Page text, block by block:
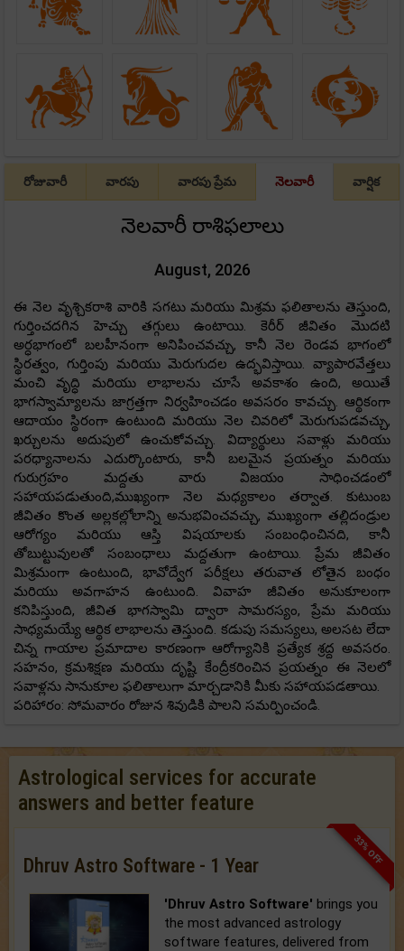
రోజువారీ వారపు వారపు ప్రేమ నెలవారీ వార్షిక
నెలవారీ రాశిఫలాలు
August, 2026
ఈ నెల వృశ్చికరాశి వారికి సగటు మరియు మిశ్రమ ఫలితాలను తెస్తుంది,
గుర్తించదగిన హెచ్చు తగ్గులు ఉంటాయి. కెరీర్ జీవితం మొదటి
అర్ధభాగంలో బలహీనంగా అనిపించవచ్చు, కానీ నెల రెండవ భాగంలో
స్థిరత్వం, గుర్తింపు మరియు మెరుగుదల ఉద్భవిస్తాయి. వ్యాపారవేత్తలు
మంచి వృద్ధి మరియు లాభాలను చూసే అవకాశం ఉంది, అయితే
భాగస్వామ్యాలను జాగ్రత్తగా నిర్వహించడం అవసరం కావచ్చు. ఆర్థికంగా
ఆదాయం స్థిరంగా ఉంటుంది మరియు నెల చివరిలో మెరుగుపడవచ్చు,
ఖర్చులను అదుపులో ఉంచుకోవచ్చు. విద్యార్థులు సవాళ్లు మరియు
పరధ్యానాలను ఎదుర్కొంటారు, కానీ బలమైన ప్రయత్నం మరియు
గురుగ్రహం మద్దతు వారు విజయం సాధించడంలో
సహాయపడుతుంది,ముఖ్యంగా నెల మధ్యకాలం తర్వాత. కుటుంబ
జీవితం కొంత అల్లకల్లోలాన్ని అనుభవించవచ్చు, ముఖ్యంగా తల్లిదండ్రుల
ఆరోగ్యం మరియు ఆస్తి విషయాలకు సంబంధించినది, కానీ
తోబుట్టువులతో సంబంధాలు మద్దతుగా ఉంటాయి. ప్రేమ జీవితం
మిశ్రమంగా ఉంటుంది, భావోద్వేగ పరీక్షలు తరువాత లోతైన బంధం
మరియు అవగాహన ఉంటుంది. వివాహ జీవితం అనుకూలంగా
కనిపిస్తుంది, జీవిత భాగస్వామి ద్వారా సామరస్యం, ప్రేమ మరియు
సాధ్యమయ్యే ఆర్థిక లాభాలను తెస్తుంది. కడుపు సమస్యలు, అలసట లేదా
చిన్న గాయాల ప్రమాదాల కారణంగా ఆరోగ్యానికి ప్రత్యేక శ్రద్ద అవసరం.
సహనం, క్రమశిక్షణ మరియు దృష్టి కేంద్రీకరించిన ప్రయత్నం ఈ నెలలో
సవాళ్లను సానుకూల ఫలితాలుగా మార్చడానికి మీకు సహాయపడతాయి.
పరిహారం: సోమవారం రోజున శివుడికి పాలని సమర్పించండి.
Astrological services for accurate
answers and better feature
33% OFF
Dhruv Astro Software - 1 Year
'Dhruv Astro Software' brings you
the most advanced astrology
software features, delivered from